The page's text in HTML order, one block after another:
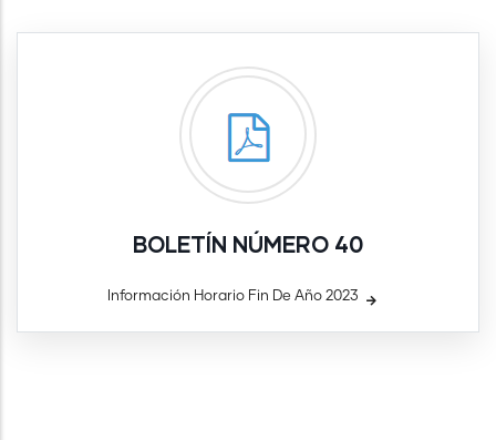
BOLETÍN NÚMERO 40
Información Horario Fin De Año 2023